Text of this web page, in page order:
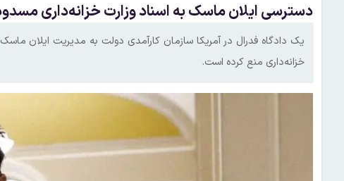
دسترسی ایلان ماسک به اسناد وزارت خزانه‌داری
یک دادگاه فدرال در آمریکا سازمان کارآمدی دولت به مدیریت ایلان
خزانه‌داری منع کرده است.